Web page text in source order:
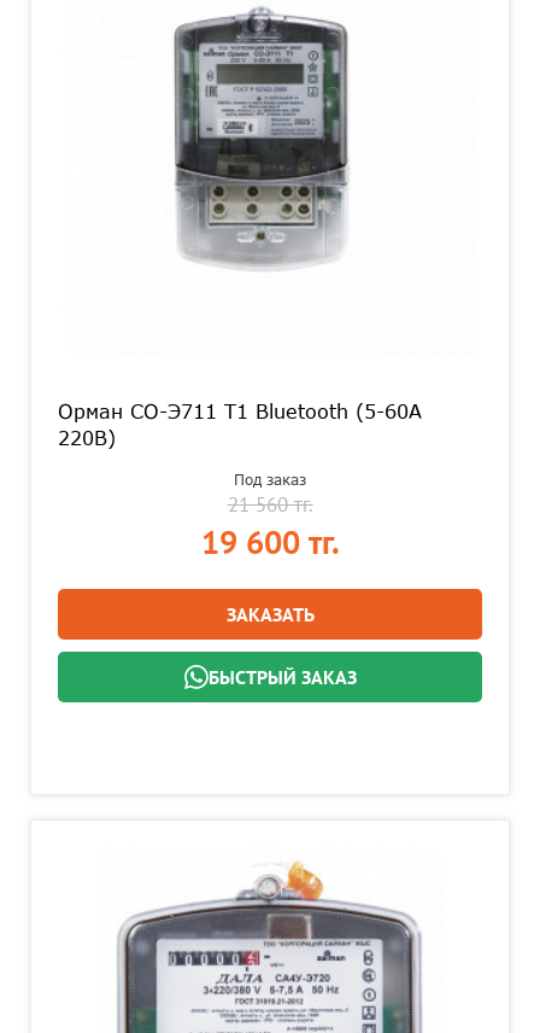
Орман СО-Э711 Т1 Bluetooth (5-60А
220В)
Под заказ
21 560 тг.
19 600 тг.
ЗАКАЗАТЬ
БЫСТРЫЙ ЗАКАЗ